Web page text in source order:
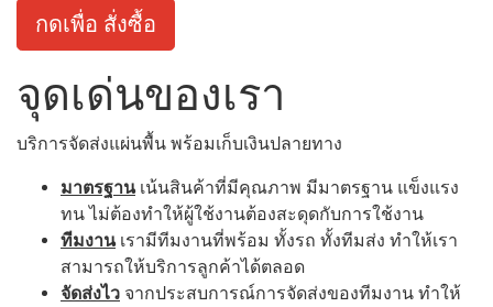
กดเพื่อ สั่งซื้อ
จุดเด่นของเรา
บริการจัดส่งแผ่นพื้น พร้อมเก็บเงินปลายทาง
มาตรฐานเน้นสินค้าที่มีคุณภาพ มีมาตรฐาน แข็งแรง
ทน ไม่ต้องทำให้ผู้ใช้งานต้องสะดุดกับการใช้งาน
ทีมงานเรามีทีมงานที่พร้อม ทั้งรถ ทั้งทีมส่ง ทำให้เรา
สามารถให้บริการลูกค้าได้ตลอด
จัดส่งไว จากประสบการณ์การจัดส่งของทีมงาน ทำให้